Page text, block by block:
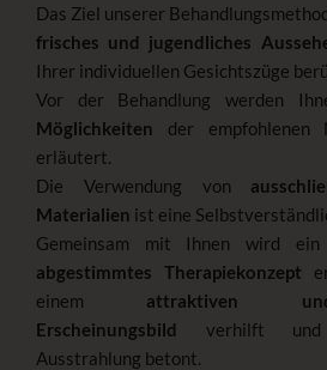
Das Ziel unserer
frisches und jugendliches
Ihrer individuellen Gesichtszüge
Vor der Behandlung werden
Möglichkeiten der empfohlenen
erläutert.
Die Verwendung von
Materialien ist eine
Gemeinsam mit Ihnen wird
abgestimmtes Therapiekonzept
einem attraktiven
Erscheinungsbild
verhilft und
Ausstrahlung betont.